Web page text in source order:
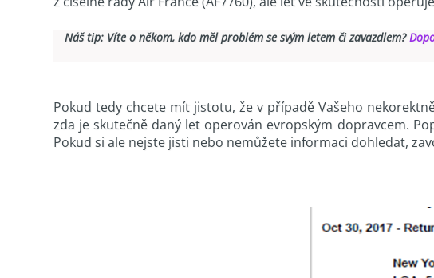
Náš tip: Víte o někom, kdo měl problém se svým letem či zavazdlem?
Pokud tedy chcete mít jistotu, že v případě Vašeho
zda je skutečně daný let operován evropským dopravcem.
Pokud si ale nejste jisti nebo nemůžete informaci dohledat,